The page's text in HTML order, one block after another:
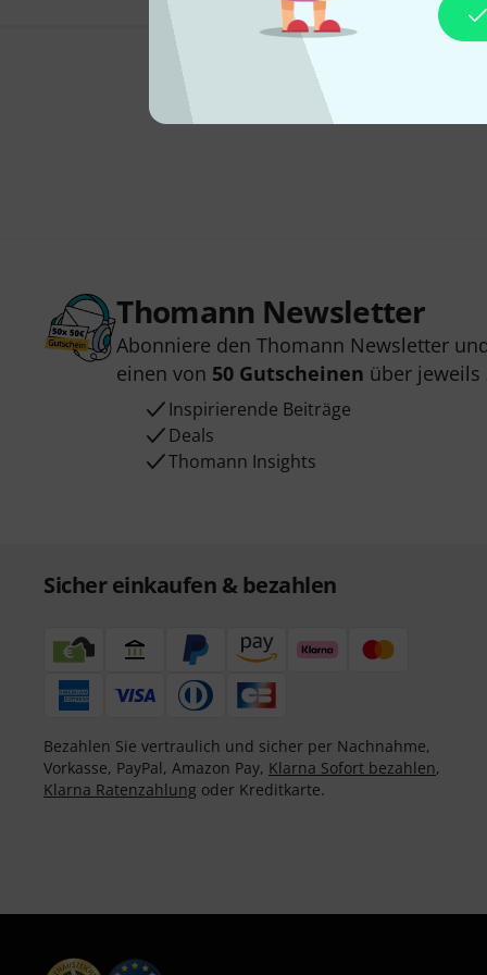
Thomann Newsletter
Abonniere den Thomann Newsletter
einen von 50 Gutscheinen über jeweils
Inspirierende Beiträge
Deals
Thomann Insights
Sicher einkaufen & bezahlen
Bezahlen Sie vertraulich und sicher per Nachnahme,
Vorkasse, PayPal, Amazon Pay, Klarna Sofort bezahlen,
Klarna Ratenzahlung oder Kreditkarte.